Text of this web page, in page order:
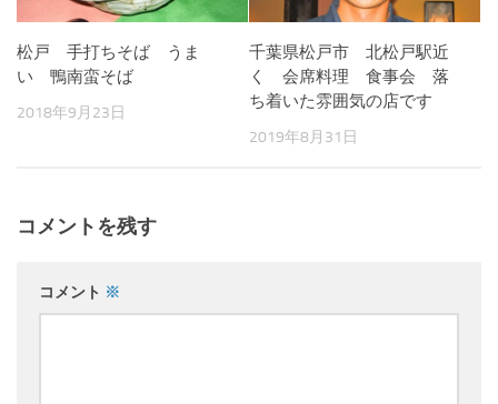
松戸 手打ちそば うま
い 鴨南蛮そば
2018年9月23日
千葉県松戸市 北松戸駅近
く 会席料理 食事会 落
ち着いた雰囲気の店です
2019年8月31日
コメントを残す
コメント ※